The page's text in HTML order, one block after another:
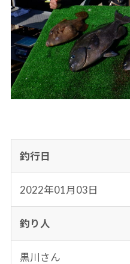
釣行日
2022年01月03日
釣り人
黒川さん